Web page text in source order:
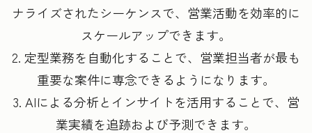
ナライズされたシーケンスで、営業活動を効率的に
スケールアップできます。
2. 定型業務を自動化することで、営業担当者が最も
重要な案件に専念できるようになります。
3. AIによる分析とインサイトを活用することで、営
業実績を追跡および予測できます。